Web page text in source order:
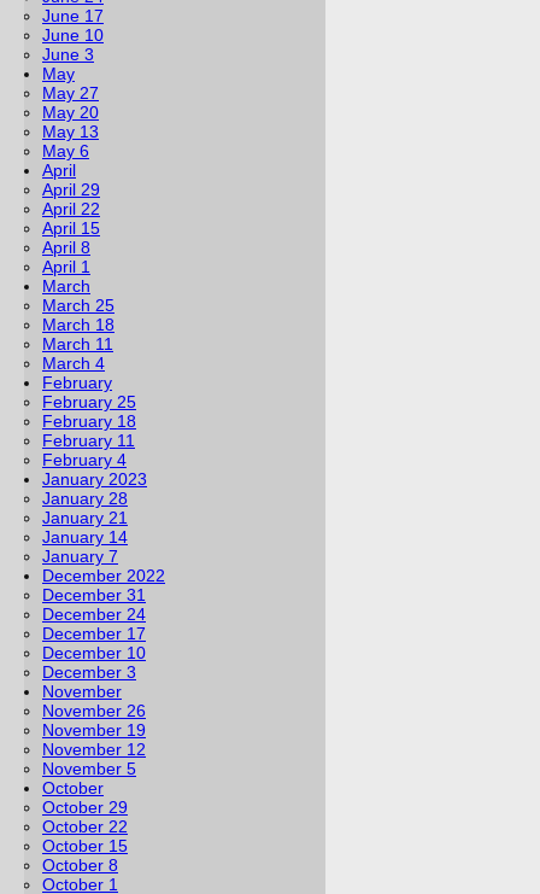
June 17
June 10
June 3
May
May 27
May 20
May 13
May 6
April
April 29
April 22
April 15
April 8
April 1
March
March 25
March 18
March 11
March 4
February
February 25
February 18
February 11
February 4
January 2023
January 28
January 21
January 14
January 7
December 2022
December 31
December 24
December 17
December 10
December 3
November
November 26
November 19
November 12
November 5
October
October 29
October 22
October 15
October 8
October 1